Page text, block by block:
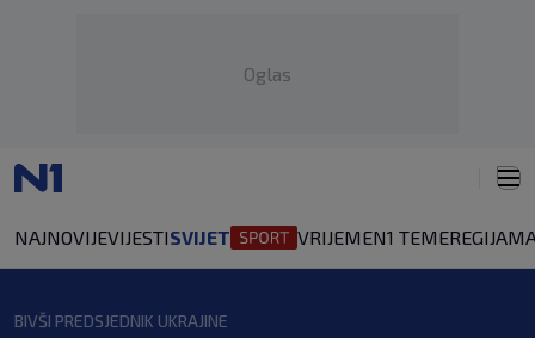
Oglas
NAJNOVIJEVIJESTISVIJET VRIJEMEN1 TEMEREGIJA
BIVŠI PREDSJEDNIK UKRAJINE